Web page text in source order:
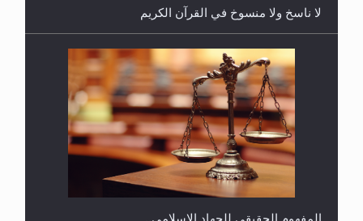
هل يجوز فتح مشروع كوافير نسائي للمحجبات وغير
المحجبات؟
لا ناسخ ولا منسوخ في القرآن الكريم
المفهوم الحقيقي للجهاد الإسلامي..